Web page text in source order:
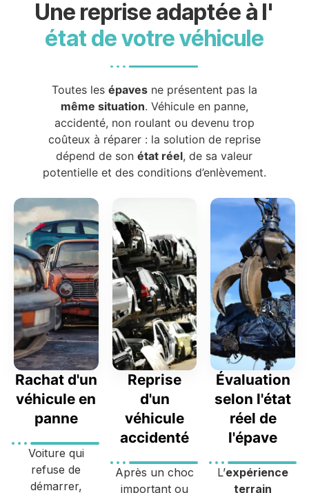
Une reprise adaptée à l'
état de votre véhicule
Toutes les épavesne présentent pas la
même situation. Véhicule en panne,
accidenté, non roulant ou devenu trop
coûteux à réparer : la solution de reprise
dépend de sonétat réel, de sa valeur
potentielle et des conditions d’enlèvement.
Rachat d'un
véhicule en
panne
Voiture qui
refuse de
démarrer,
Reprise
d'un
véhicule
accidenté
Après un choc
important ou
Évaluation
selon l'état
réel de
l'épave
L’expérience
terrain